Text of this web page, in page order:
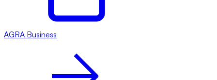
AGRA Business